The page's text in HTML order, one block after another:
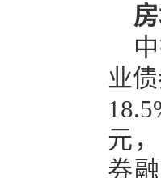
业
元
券